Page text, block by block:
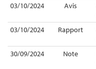
03/10/2024
Avis
03/10/2024
Rapport
30/09/2024
Note